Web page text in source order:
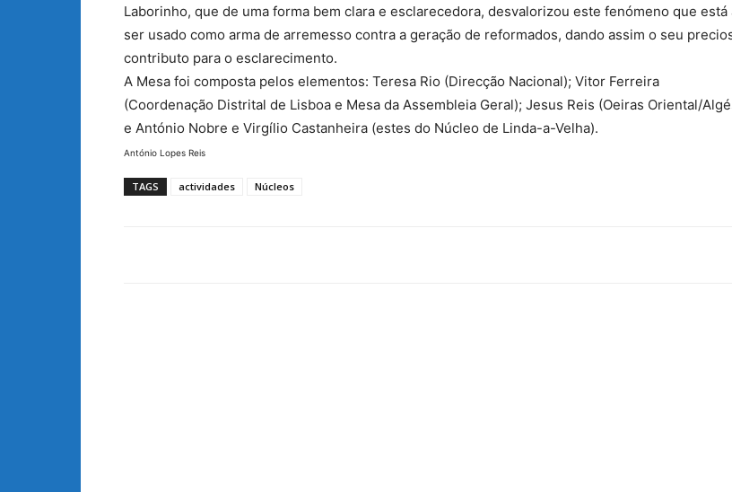
Laborinho, que de uma forma bem clara e esclarecedora, desvalorizou este fenómeno que está
ser usado como arma de arremesso contra a geração de reformados, dando assim o seu
contributo para o esclarecimento.
A Mesa foi composta pelos elementos: Teresa Rio (Direcção Nacional); Vitor Ferreira
(Coordenação Distrital de Lisboa e Mesa da Assembleia Geral); Jesus Reis (Oeiras Oriental/
e António Nobre e Virgílio Castanheira (estes do Núcleo de Linda-a-Velha).
António Lopes Reis
TAGS actividades Núcleos